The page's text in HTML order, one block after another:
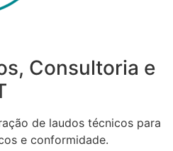
Consultoria e
de laudos técnicos para
e conformidade.